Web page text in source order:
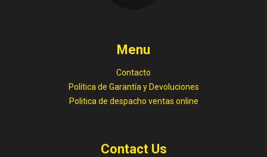
Menu
Contacto
Política de Garantía y Devoluciones
Politica de despacho ventas online
Contact Us